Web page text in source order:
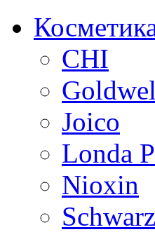
CHI
Joico
Londa
Nioxin